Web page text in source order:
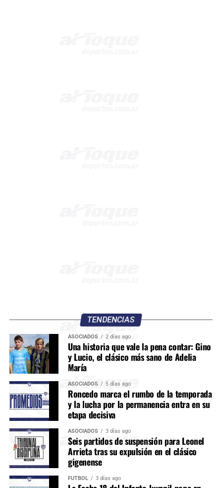
TENDENCIAS
ASOCIADOS 2 días ago
Una historia que vale la pena contar: Gino
y Lucio, el clásico más sano de Adelia
María
ASOCIADOS 5 días ago
Roncedo marca el rumbo de la temporada
y la lucha por la permanencia entra en su
etapa decisiva
ASOCIADOS 3 días ago
Seis partidos de suspensión para Leonel
Arrieta tras su expulsión en el clásico
gigenense
FÚTBOL 3 días ago